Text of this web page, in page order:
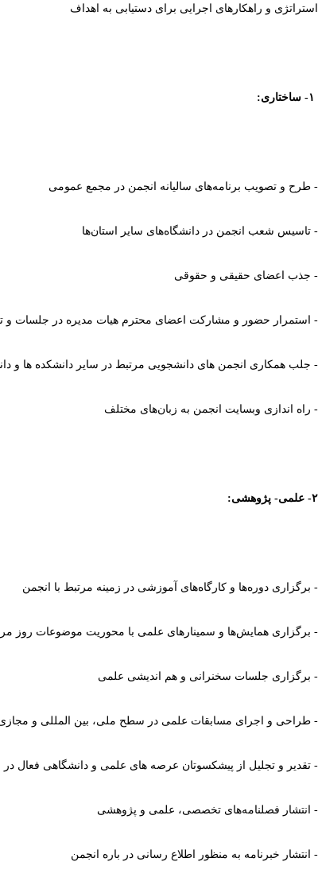
استراتژی و راهکارهای اجرایی برای دستیابی به اهداف
ساختاری:
- طرح و تصویب برنامه‌های سالیانه انجمن در مجمع عمومی
- تاسیس شعب انجمن در دانشگاه‌های سایر استان‌ها
- جذب اعضای حقیقی و حقوقی
- استمرار حضور و مشارکت اعضای محترم هیات مدیره در جلسات
- جلب همکاری انجمن های دانشجویی مرتبط در سایر دانشکده ها و
- راه اندازی وبسایت انجمن به زبان‌های مختلف
۲- علمی- پژوهشی :
- برگزاری دوره‌ها و کارگاه‌های آموزشی در زمینه مرتبط با انجمن
- برگزاری همایش‌ها و سمینارهای علمی با محوریت موضوعات روز
- برگزاری جلسات سخنرانی و هم اندیشی علمی
- طراحی و اجرای مسابقات علمی در سطح ملی، بین المللی و
- تقدیر و تجلیل از پیشکسوتان عرصه های علمی و دانشگاهی فعال
- انتشار فصلنامه‌های تخصصی، علمی و پژوهشی
- انتشار خبرنامه به منظور اطلاع رسانی در باره انجمن